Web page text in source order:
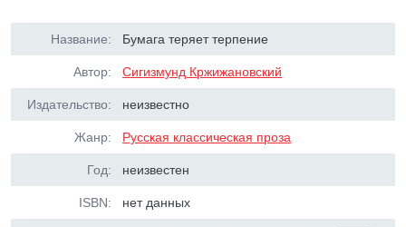
Название: Бумага теряет терпение
Автор: Сигизмунд Кржижановский
Издательство: неизвестно
Жанр: Русская классическая проза
Год: неизвестен
ISBN: нет данных